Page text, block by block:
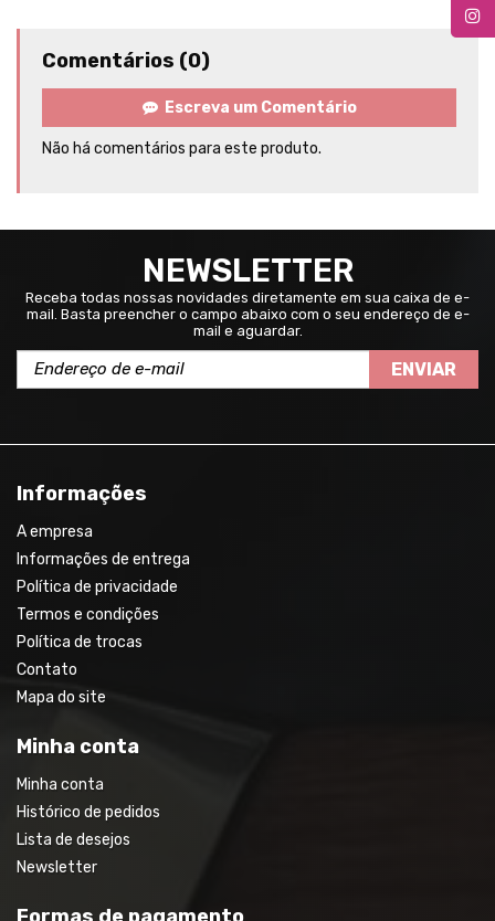
Comentários (0)
Escreva um Comentário
Não há comentários para este produto.
NEWSLETTER
Receba todas nossas novidades diretamente em sua caixa de e-
mail. Basta preencher o campo abaixo com o seu endereço de e-
mail e aguardar.
ENVIAR
Informações
A empresa
Informações de entrega
Política de privacidade
Termos e condições
Política de trocas
Contato
Mapa do site
Minha conta
Minha conta
Histórico de pedidos
Lista de desejos
Newsletter